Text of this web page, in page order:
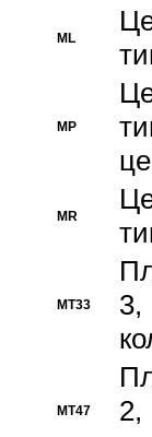
ML
MP
MR
MT33
3,
MT47
2,